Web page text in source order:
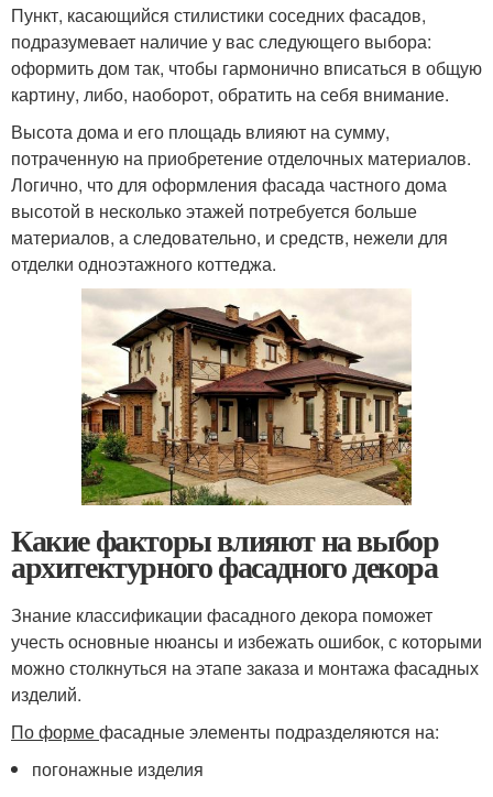
Пункт, касающийся стилистики соседних фасадов,
подразумевает наличие у вас следующего выбора:
оформить дом так, чтобы гармонично вписаться в общую
картину, либо, наоборот, обратить на себя внимание.
Высота дома и его площадь влияют на сумму,
потраченную на приобретение отделочных материалов.
Логично, что для оформления фасада частного дома
высотой в несколько этажей потребуется больше
материалов, а следовательно, и средств, нежели для
отделки одноэтажного коттеджа.
Какие факторы влияют на выбор
архитектурного фасадного декора
Знание классификации фасадного декора поможет
учесть основные нюансы и избежать ошибок, с которыми
можно столкнуться на этапе заказа и монтажа фасадных
изделий.
По формефасадные элементы подразделяются на:
погонажные изделия